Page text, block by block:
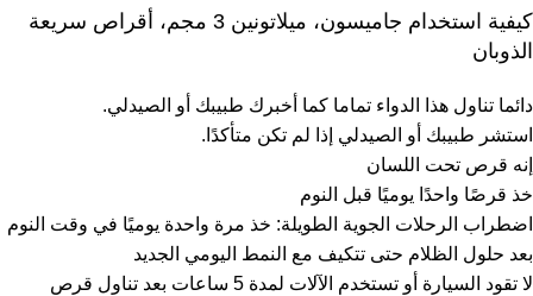
كيفية استخدام جاميسون، ميلاتونين 3 مجم، أقراص سريعة
الذوبان
دائما تناول هذا الدواء تماما كما أخبرك طبيبك أو الصيدلي.
استشر طبيبك أو الصيدلي إذا لم تكن متأكدًا.
إنه قرص تحت اللسان
خذ قرصًا واحدًا يوميًا قبل النوم
اضطراب الرحلات الجوية الطويلة: خذ مرة واحدة يوميًا في وقت النوم
بعد حلول الظلام حتى تتكيف مع النمط اليومي الجديد
لا تقود السيارة أو تستخدم الآلات لمدة 5 ساعات بعد تناول قرص